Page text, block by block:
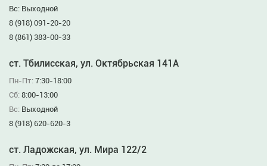
Вс: Выходной
8 (918) 091-20-20
8 (861) 383-00-33
ст. Тбилисская, ул. Октябрьская 141А
Пн-Пт: 7:30-18:00
Сб: 8:00-13:00
Вс: Выходной
8 (918) 620-620-3
ст. Ладожская, ул. Мира 122/2